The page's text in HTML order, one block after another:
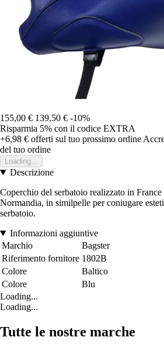
155,00 € 139,50 € -10%
Risparmia 5% con il codice EXTRA
+6,98 € offerti sul tuo prossimo ordine
del tuo ordine
Loading...
Descrizione
Coperchio del serbatoio realizzato in
Normandia, in similpelle per coniugare
serbatoio.
Informazioni aggiuntive
Marchio
Bagster
Riferimento fornitore 1802B
Colore
Baltico
Colore
Blu
Loading...
Loading...
Tutte le nostre marche